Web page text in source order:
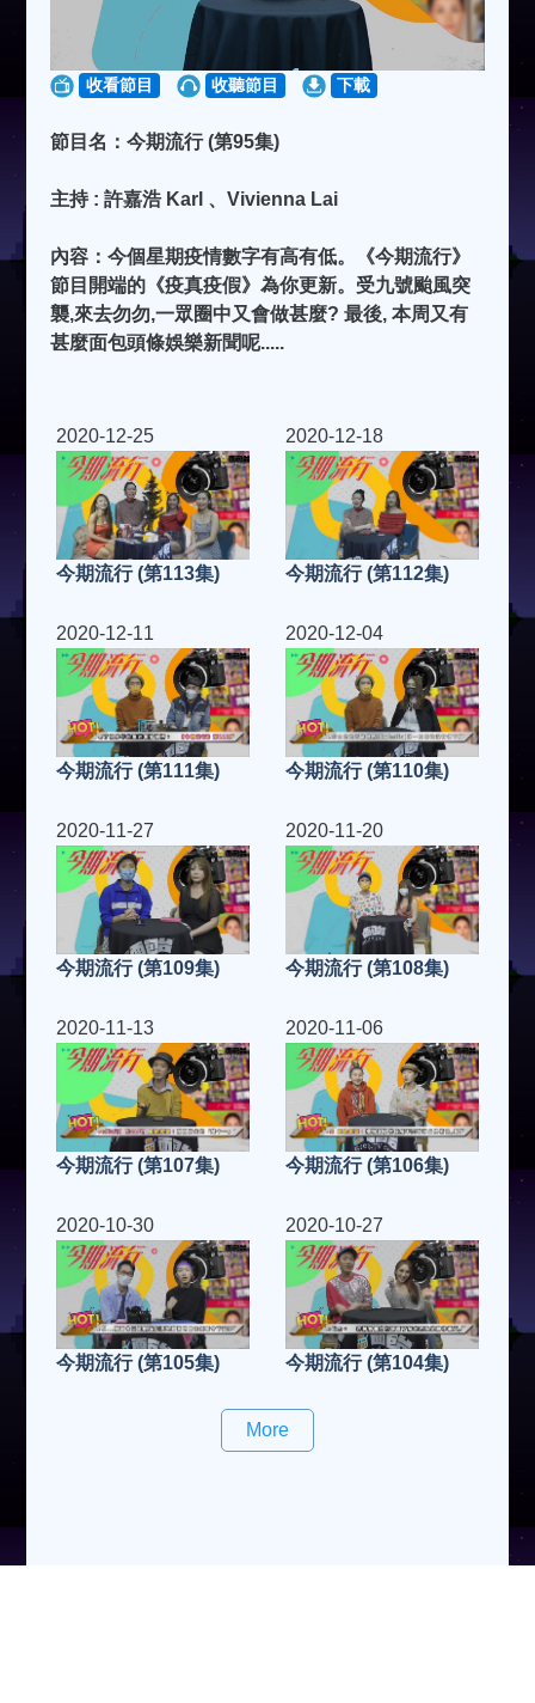
收看節目 收聽節目 下載
節目名：今期流行 (第95集)
主持 : 許嘉浩 Karl 、Vivienna Lai
內容：今個星期疫情數字有高有低。《今期流行》
節目開端的《疫真疫假》為你更新。受九號颱風突
襲,來去勿勿,一眾圈中又會做甚麼? 最後, 本周又有
甚麼面包頭條娛樂新聞呢.....
2020-12-25
今期流行 (第113集)
2020-12-18
今期流行 (第112集)
2020-12-11
今期流行 (第111集)
2020-12-04
今期流行 (第110集)
2020-11-27
今期流行 (第109集)
2020-11-20
今期流行 (第108集)
2020-11-13
今期流行 (第107集)
2020-11-06
今期流行 (第106集)
2020-10-30
今期流行 (第105集)
2020-10-27
今期流行 (第104集)
More